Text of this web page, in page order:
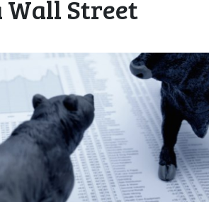
Wall Street